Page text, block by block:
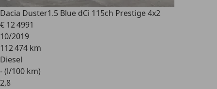
Dacia Duster1.5 Blue dCi 115ch Prestige 4x2
€ 12 4991
10/2019
112 474 km
Diesel
- (l/100 km)
2,8